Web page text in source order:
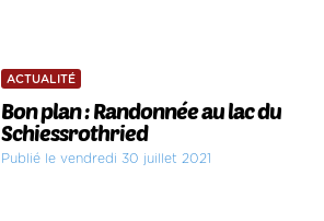
ACTUALITÉ
Bon plan : Randonnée au lac du
Schiessrothried
Publié le vendredi 30 juillet 2021